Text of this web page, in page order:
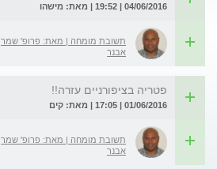
04/06/2016 | 19:52 | מאת: מישהו
תשובת מומחה | מאת: פרופ' שמר
אבנר
פטריה בציפורניים עזרה!!
01/06/2016 | 17:05 | מאת: קים
תשובת מומחה | מאת: פרופ' שמר
אבנר